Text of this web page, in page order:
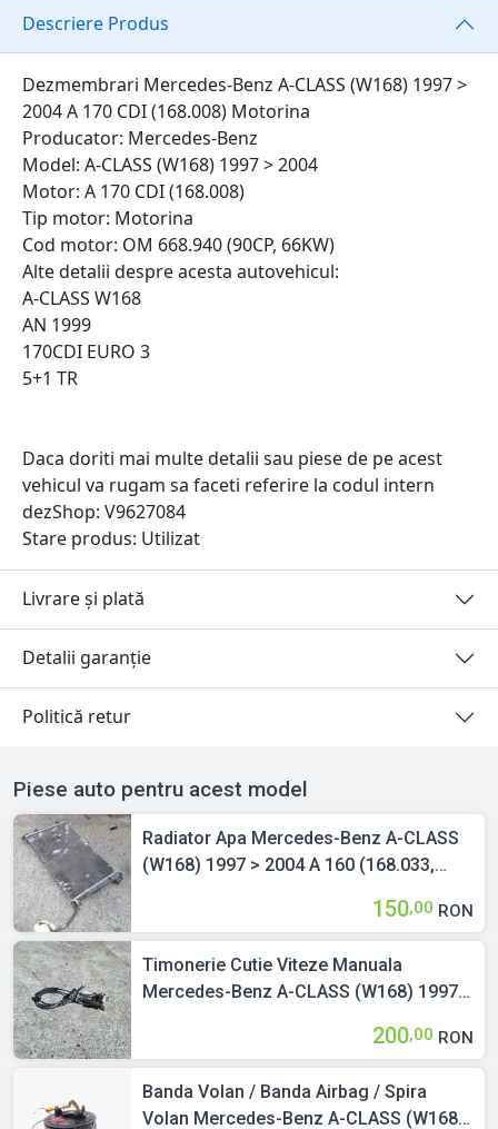
Descriere Produs
Dezmembrari Mercedes-Benz A-CLASS (W168) 1997 >
2004 A 170 CDI (168.008) Motorina
Producator: Mercedes-Benz
Model: A-CLASS (W168) 1997 > 2004
Motor: A 170 CDI (168.008)
Tip motor: Motorina
Cod motor: OM 668.940 (90CP, 66KW)
Alte detalii despre acesta autovehicul:
A-CLASS W168
AN 1999
170CDI EURO 3
5+1 TR
Daca doriti mai multe detalii sau piese de pe acest
vehicul va rugam sa faceti referire la codul intern
dezShop: V9627084
Stare produs: Utilizat
Livrare și plată
Detalii garanție
Politică retur
Piese auto pentru acest model
Radiator Apa Mercedes-Benz A-CLASS
(W168) 1997 > 2004 A 160 (168.033,
150,00 RON
Timonerie Cutie Viteze Manuala
Mercedes-Benz A-CLASS (W168) 1997 >
200,00 RON
Banda Volan / Banda Airbag / Spira
Volan Mercedes-Benz A-CLASS (W168)